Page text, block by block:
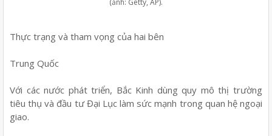
(ảnh: Getty, AP).
Thực trạng và tham vọng của hai bên
Trung Quốc
Với các nước phát triển, Bắc Kinh dùng quy mô thị trường
tiêu thụ và đầu tư Đại Lục làm sức mạnh trong quan hệ ngoại
giao.